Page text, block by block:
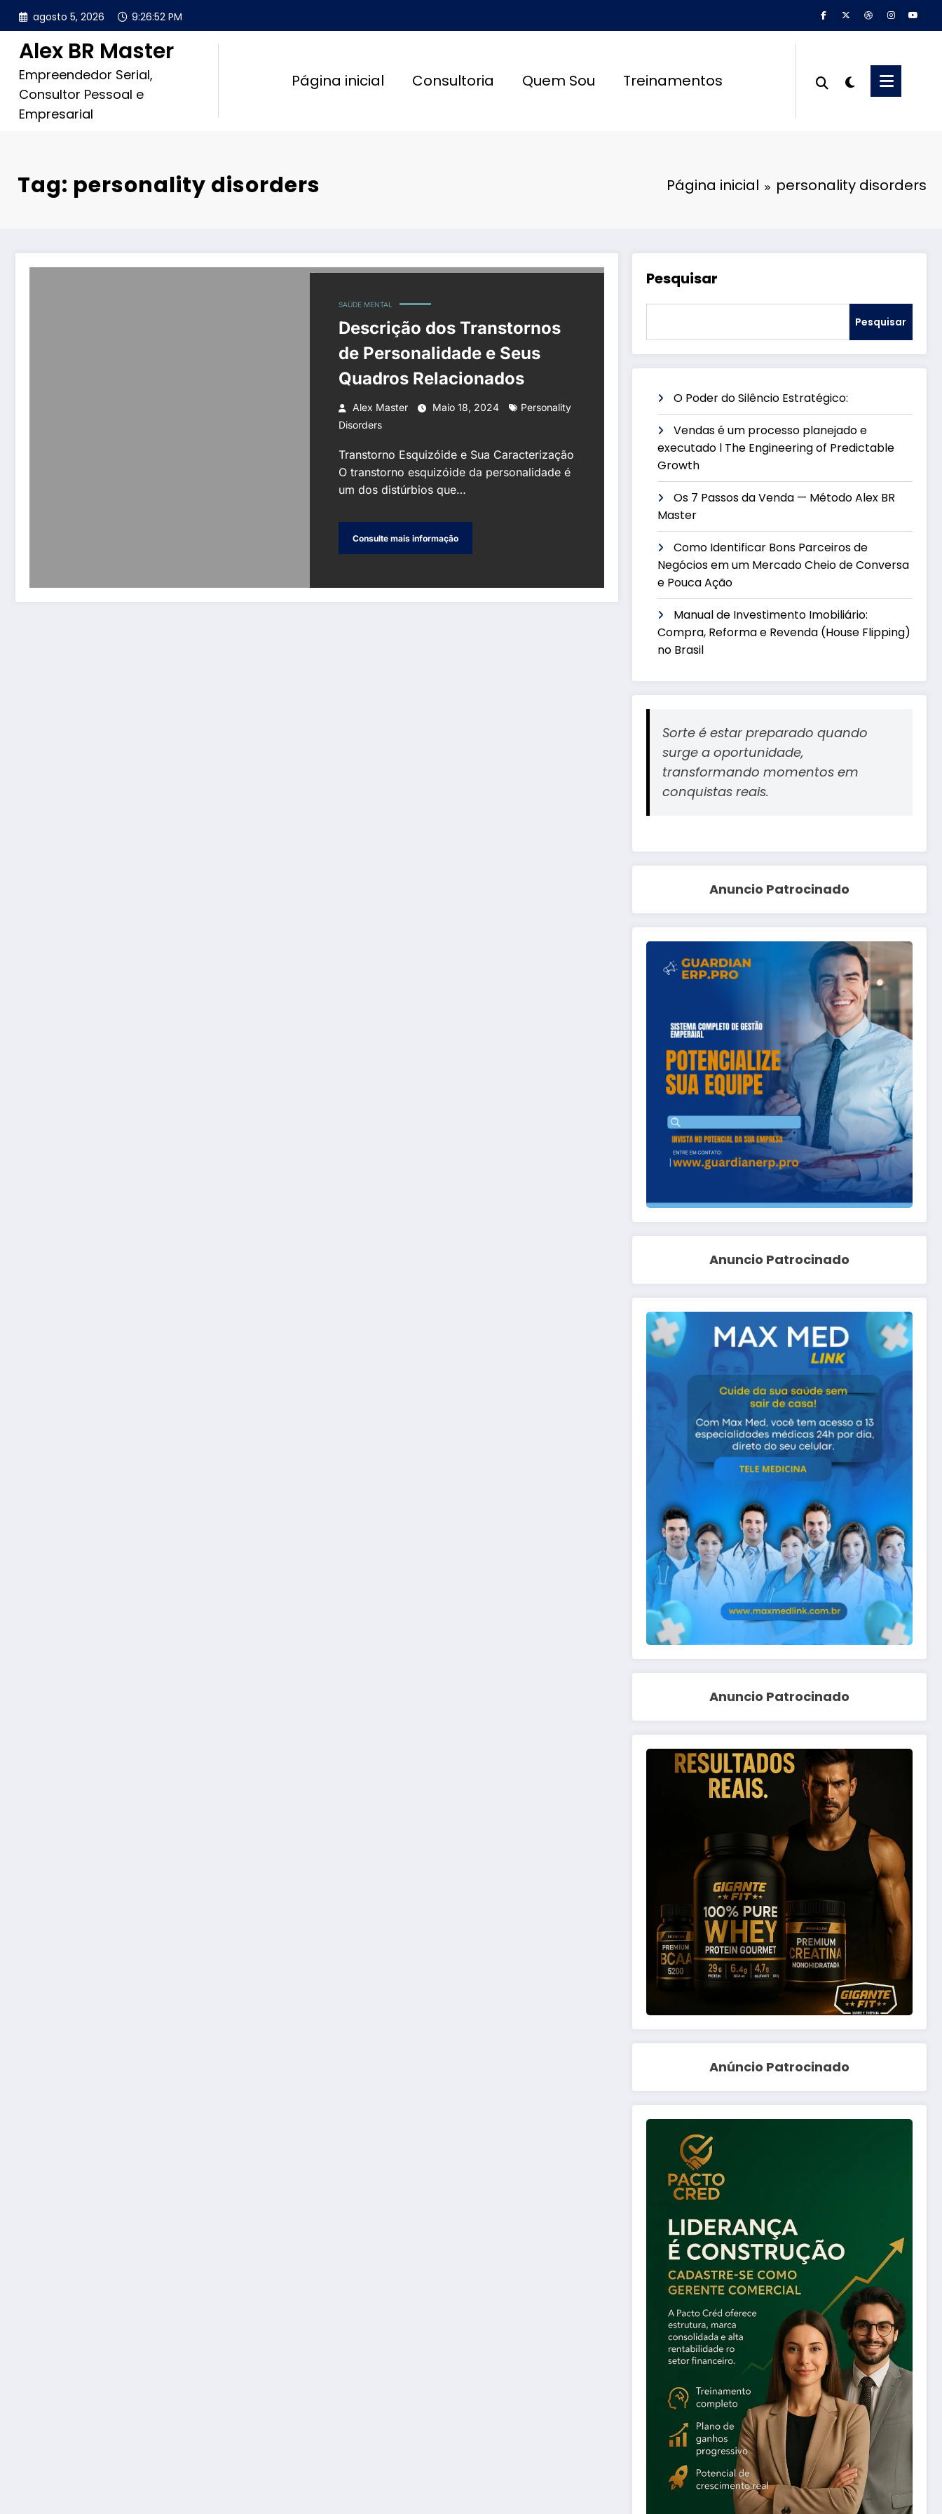
Pular
para
conteúdo
agosto 5, 2026 9:26:52 PM
Alex BR Master
Empreendedor Serial,
Consultor Pessoal e
Empresarial
Página inicial Consultoria Quem Sou Treinamentos
Tag: personality disorders Página inicial personality disorders
SAÚDE MENTAL
Descrição dos Transtornos
de Personalidade e Seus
Quadros Relacionados
Alex Master Maio 18, 2024
Personality
Disorders
Transtorno Esquizóide e Sua Caracterização
O transtorno esquizóide da personalidade é
um dos distúrbios que…
Consulte mais informação
Pesquisar
Pesquisar
O Poder do Silêncio Estratégico:
Vendas é um processo planejado e
executado l The Engineering of Predictable
Growth
Os 7 Passos da Venda — Método Alex BR
Master
Como Identificar Bons Parceiros de
Negócios em um Mercado Cheio de Conversa
e Pouca Ação
Manual de Investimento Imobiliário:
Compra, Reforma e Revenda (House Flipping)
no Brasil
Sorte é estar preparado quando
surge a oportunidade,
transformando momentos em
conquistas reais.
Anuncio Patrocinado
Anuncio Patrocinado
Anuncio Patrocinado
Anúncio Patrocinado